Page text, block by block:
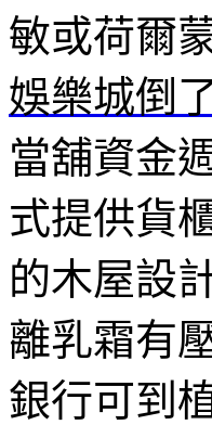
敏或荷爾
娛樂城倒
當舖資金
式提供貨
的木屋設
離乳霜有
銀行可到